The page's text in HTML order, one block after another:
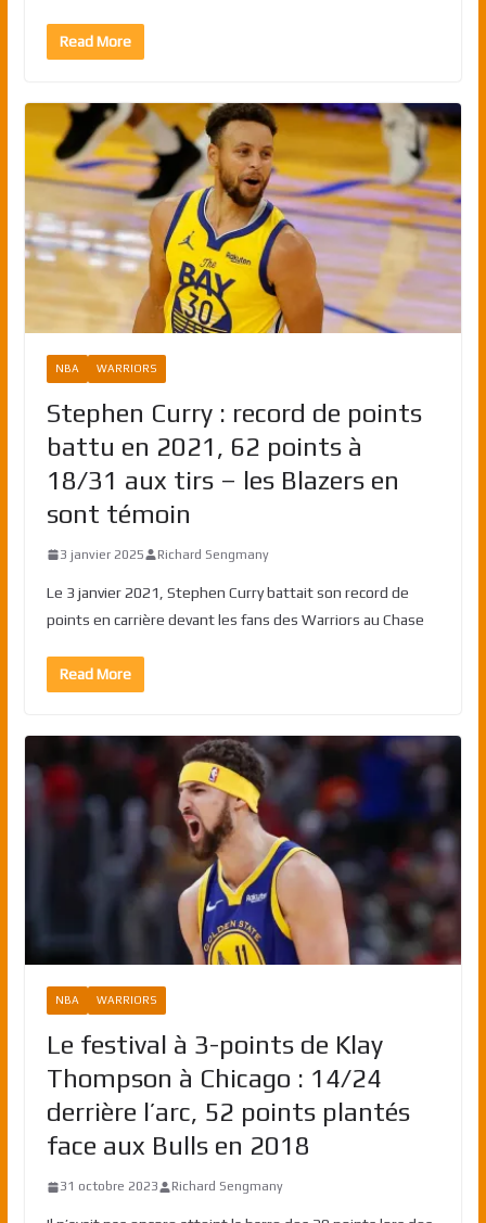
Read More
NBA WARRIORS
Stephen Curry : record de points
battu en 2021, 62 points à
18/31 aux tirs – les Blazers en
sont témoin
3 janvier 2025 Richard Sengmany
Le 3 janvier 2021, Stephen Curry battait son record de
points en carrière devant les fans des Warriors au Chase
Read More
NBA WARRIORS
Le festival à 3-points de Klay
Thompson à Chicago : 14/24
derrière l’arc, 52 points plantés
face aux Bulls en 2018
31 octobre 2023 Richard Sengmany